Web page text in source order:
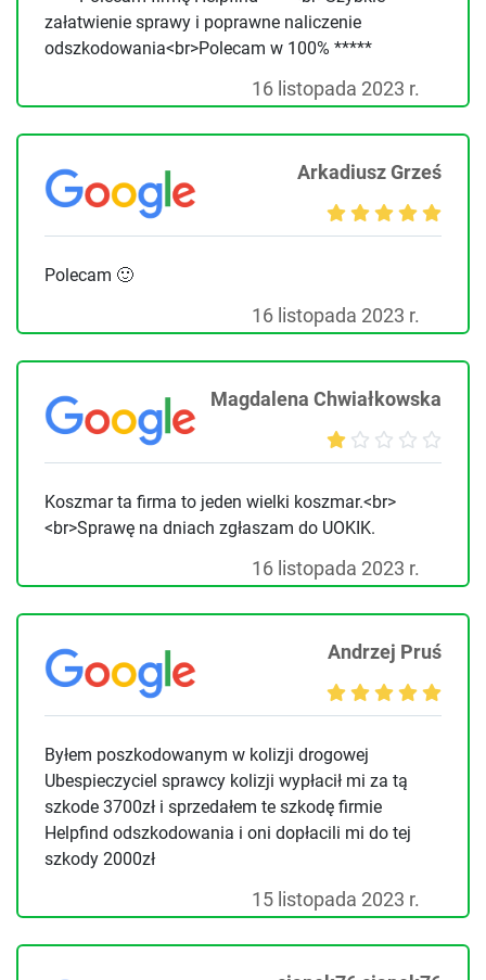
załatwienie sprawy i poprawne naliczenie
odszkodowania<br>Polecam w 100% *****
16 listopada 2023 r.
Arkadiusz Grześ
Polecam 🙂
16 listopada 2023 r.
Magdalena Chwiałkowska
Koszmar ta firma to jeden wielki koszmar.<br>
<br>Sprawę na dniach zgłaszam do UOKIK.
16 listopada 2023 r.
Andrzej Pruś
Byłem poszkodowanym w kolizji drogowej
Ubespieczyciel sprawcy kolizji wypłacił mi za tą
szkode 3700zł i sprzedałem te szkodę firmie
Helpfind odszkodowania i oni dopłacili mi do tej
szkody 2000zł
15 listopada 2023 r.